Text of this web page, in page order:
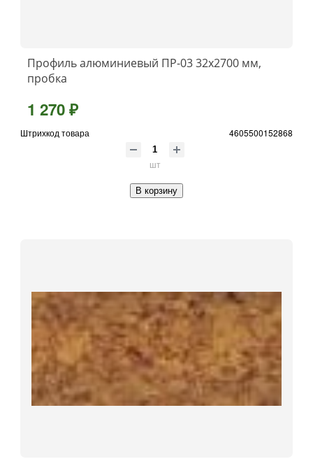
Профиль алюминиевый ПР-03 32x2700 мм,
пробка
1 270 ₽
Штрихкод товара 4605500152868
шт
В корзину